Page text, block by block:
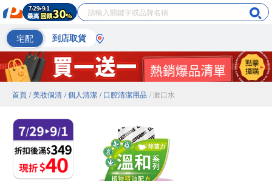
宅配 到店取貨
首頁 / 美妝個清 / 個人清潔 / 口腔清潔用品 / 漱口水